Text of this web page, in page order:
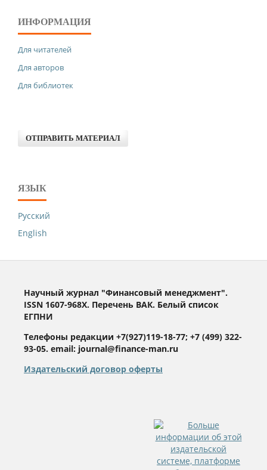
ИНФОРМАЦИЯ
Для читателей
Для авторов
Для библиотек
ОТПРАВИТЬ МАТЕРИАЛ
ЯЗЫК
Русский
English
Научный журнал "Финансовый менеджмент".
ISSN 1607-968X. Перечень ВАК. Белый список
ЕГПНИ
Телефоны редакции +7(927)119-18-77; +7 (499) 322-
93-05. email: journal@finance-man.ru
Издательский договор оферты